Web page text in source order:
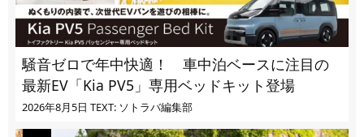
騒音ゼロで年中快適！ 車中泊ベースに注目の
最新EV「Kia PV5」専用ベッドキット登場
2026年8月5日 TEXT: ソトラバ編集部